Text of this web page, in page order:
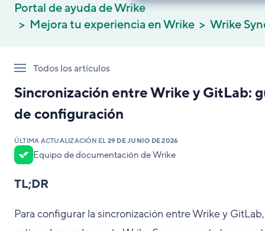
Portal de ayuda de Wrike
Mejora tu experiencia en Wrike
Wrike
Todos los artículos
Sincronización entre Wrike y GitLab:
de configuración
ÚLTIMA ACTUALIZACIÓN EL 29 DE JUNIO DE 2026
Equipo de documentación de Wrike
TL;DR
Para configurar la sincronización entre Wrike y GitLab,